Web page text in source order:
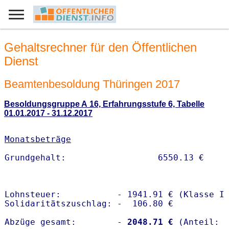
Gehaltsrechner für den Öffentlichen
Dienst
Beamtenbesoldung Thüringen 2017
Besoldungsgruppe A 16, Erfahrungsstufe 6, Tabelle
01.01.2017 - 31.12.2017
Monatsbeträge
Lohnsteuer:           - 1941.91 € (Klasse I)
Solidaritätszuschlag: -  106.80 €
Abzüge gesamt:        -
2048.71 €